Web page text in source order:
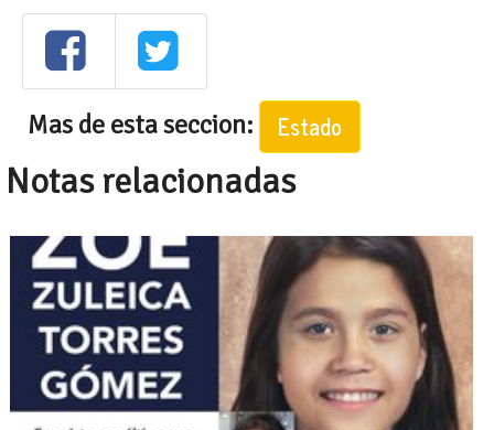
Mas de esta seccion: Estado
Notas relacionadas